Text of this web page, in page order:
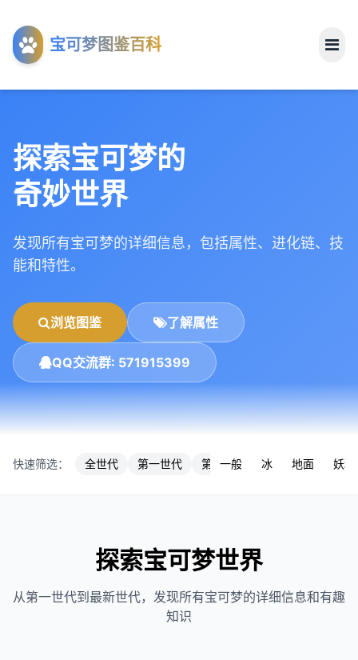
宝可梦图鉴百科
工具
关于
探索宝可梦的
奇妙世界
发现所有宝可梦的详细信息，包括属性、进化链、技
能和特性。
浏览图鉴 了解属性
QQ交流群: 571915399
快速筛选： 全世代 第一世代 第七世代 第三世代 第九
一般 冰 地面 妖精
探索宝可梦世界
从第一世代到最新世代，发现所有宝可梦的详细信息和有趣
知识